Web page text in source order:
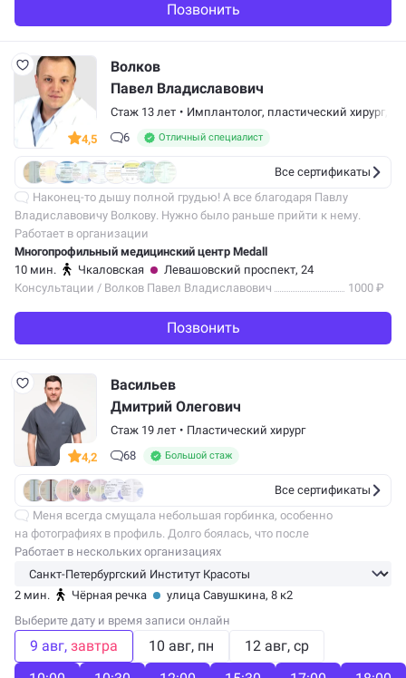
Позвонить
4,5
Волков
Павел Владиславович
Стаж 13 лет • Имплантолог, пластический хирург
6
Отличный специалист
Все сертификаты
Наконец-то дышу полной грудью! А все благодаря Павлу
Владиславовичу Волкову. Нужно было раньше прийти к нему.
Сразу стал легко дышать и сплю хорошо, заложенность больше
не беспокоит.
Работает в организации
Многопрофильный медицинский центр Medall
10 мин.
Чкаловская
Левашовский проспект, 24
Консультации / Волков Павел Владиславович
1000 ₽
Позвонить
4,2
Васильев
Дмитрий Олегович
Стаж 19 лет • Пластический хирург
68
Большой стаж
Все сертификаты
Меня всегда смущала небольшая горбинка, особенно
на фотографиях в профиль. Долго боялась, что после
ринопластики нос будет выглядеть чужим, но Дмитрий Олегович
очень тонко подошел к задаче. Спинку…
Работает в нескольких организациях
2 мин. Чёрная речка
улица Савушкина, 8 к2
Выберите дату и время записи онлайн
9 авг завтра 10 авг пн 12 авг ср